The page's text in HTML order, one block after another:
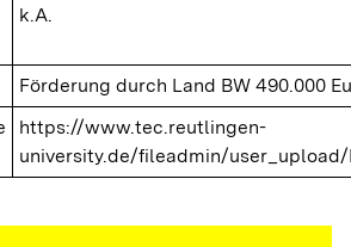
k.A.
Förderung durch Land BW 490.000
https://www.tec.reutlingen-
university.de/fileadmin/user_upload/